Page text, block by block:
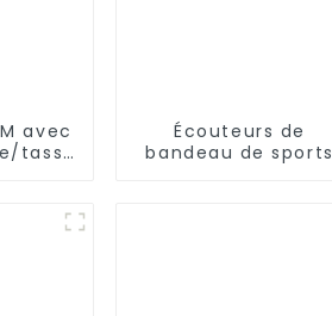
avec
tasse
Écouteurs de
bandeau de sports